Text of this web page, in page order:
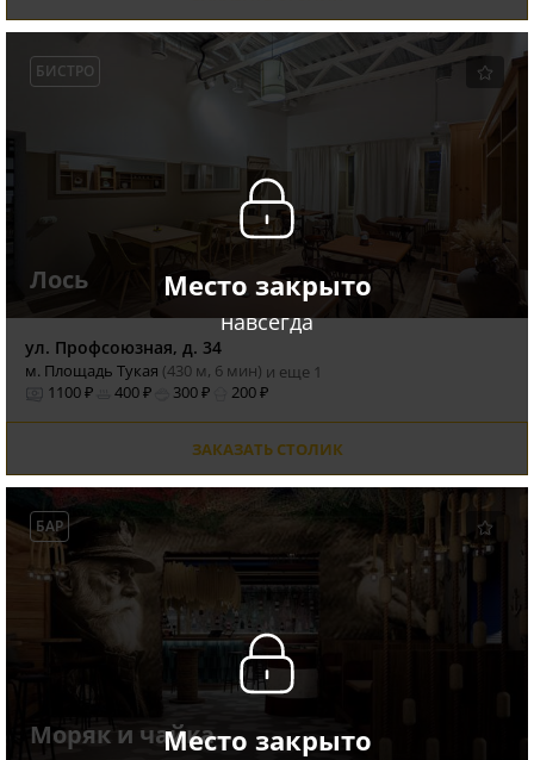
Место закрыто
навсегда
БИСТРО
Лось
ул. Профсоюзная, д. 34
м. Площадь Тукая (430 м, 6 мин) и еще 1
1100 ₽
400 ₽ 300 ₽ 200 ₽
ЗАКАЗАТЬ СТОЛИК
Место закрыто
БАР
Моряк и чайка